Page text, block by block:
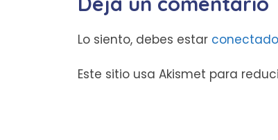
Lo siento, debes estar conectado
Este sitio usa Akismet para